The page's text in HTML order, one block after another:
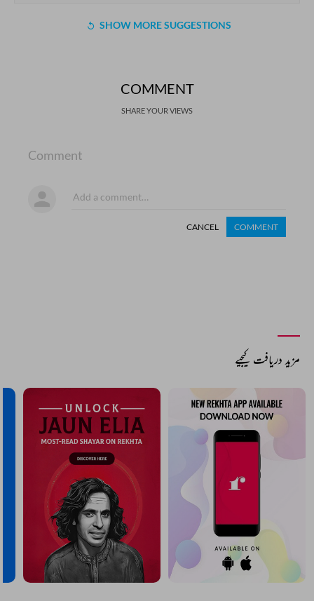
SHOW MORE SUGGESTIONS
COMMENT
SHARE YOUR VIEWS
Comment
CANCEL COMMENT
مزید دریافت کیجیے